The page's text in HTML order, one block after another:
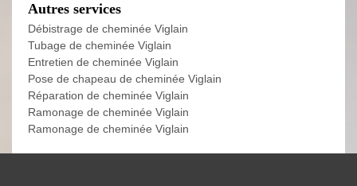
Autres services
Débistrage de cheminée Viglain
Tubage de cheminée Viglain
Entretien de cheminée Viglain
Pose de chapeau de cheminée Viglain
Réparation de cheminée Viglain
Ramonage de cheminée Viglain
Ramonage de cheminée Viglain